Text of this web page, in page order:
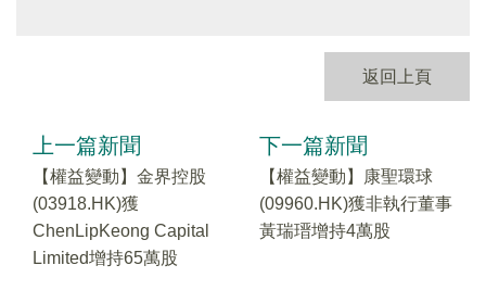
返回上頁
上一篇新聞
【權益變動】金界控股
(03918.HK)獲
ChenLipKeong Capital
Limited增持65萬股
下一篇新聞
【權益變動】康聖環球
(09960.HK)獲非執行董事
黃瑞瑨增持4萬股